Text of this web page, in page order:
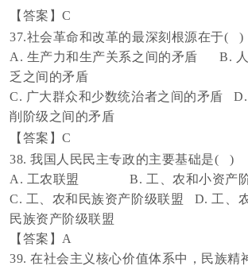
【答案】C
37.社会革命和改革的最深刻根源在于( )
A. 生产力和生产关系之间的矛盾 B. 人
乏之间的矛盾
C. 广大群众和少数统治者之间的矛盾 D.
削阶级之间的矛盾
【答案】C
38. 我国人民民主专政的主要基础是( )
A. 工农联盟 B. 工、农和小资产阶
C. 工、农和民族资产阶级联盟 D. 工、
民族资产阶级联盟
【答案】 A
39. 在社会主义核心价值体系中，民族精